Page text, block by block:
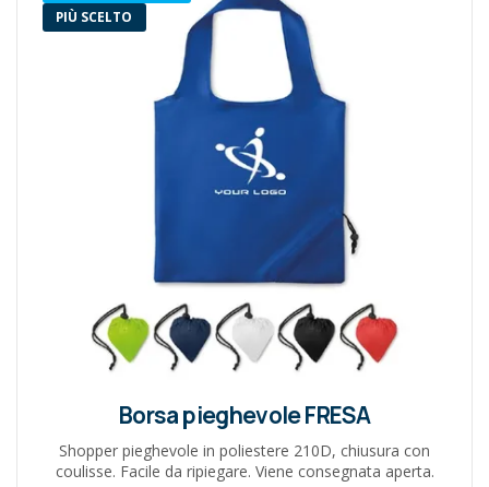
PIÙ SCELTO
Borsa pieghevole FRESA
Shopper pieghevole in poliestere 210D, chiusura con
coulisse. Facile da ripiegare. Viene consegnata aperta.